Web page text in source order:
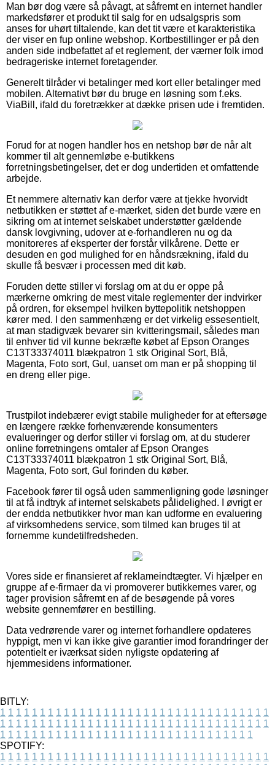
Man bør dog være så påvagt, at såfremt en internet handler
markedsfører et produkt til salg for en udsalgspris som
anses for uhørt tiltalende, kan det tit være et karakteristika
der viser en fup online webshop. Kortbestillinger er på den
anden side indbefattet af et reglement, der værner folk imod
bedrageriske internet foretagender.
Generelt tilråder vi betalinger med kort eller betalinger med
mobilen. Alternativt bør du bruge en løsning som f.eks.
ViaBill, ifald du foretrækker at dække prisen ude i fremtiden.
Forud for at nogen handler hos en netshop bør de når alt
kommer til alt gennemløbe e-butikkens
forretningsbetingelser, det er dog undertiden et omfattende
arbejde.
Et nemmere alternativ kan derfor være at tjekke hvorvidt
netbutikken er støttet af e-mærket, siden det burde være en
sikring om at internet selskabet understøtter gældende
dansk lovgivning, udover at e-forhandleren nu og da
monitoreres af eksperter der forstår vilkårene. Dette er
desuden en god mulighed for en håndsrækning, ifald du
skulle få besvær i processen med dit køb.
Foruden dette stiller vi forslag om at du er oppe på
mærkerne omkring de mest vitale reglementer der indvirker
på ordren, for eksempel hvilken byttepolitik netshoppen
kører med. I den sammenhæng er det virkelig essesentielt,
at man stadigvæk bevarer sin kvitteringsmail, således man
til enhver tid vil kunne bekræfte købet af Epson Oranges
C13T33374011 blækpatron 1 stk Original Sort, Blå,
Magenta, Foto sort, Gul, uanset om man er på shopping til
en dreng eller pige.
Trustpilot indebærer evigt stabile muligheder for at eftersøge
en længere række forhenværende konsumenters
evalueringer og derfor stiller vi forslag om, at du studerer
online forretningens omtaler af Epson Oranges
C13T33374011 blækpatron 1 stk Original Sort, Blå,
Magenta, Foto sort, Gul forinden du køber.
Facebook fører til også uden sammenligning gode løsninger
til at få indtryk af internet selskabets pålidelighed. I øvrigt er
der endda netbutikker hvor man kan udforme en evaluering
af virksomhedens service, som tilmed kan bruges til at
fornemme kundetilfredsheden.
Vores side er finansieret af reklameindtægter. Vi hjælper en
gruppe af e-firmaer da vi promoverer butikkernes varer, og
tager provision såfremt en af de besøgende på vores
website gennemfører en bestilling.
Data vedrørende varer og internet forhandlere opdateres
hyppigt, men vi kan ikke give garantier imod forandringer der
potentielt er iværksat siden nyligste opdatering af
hjemmesidens informationer.
BITLY:
1 1 1 1 1 1 1 1 1 1 1 1 1 1 1 1 1 1 1 1 1 1 1 1 1 1 1 1 1 1 1 1 1 1
1 1 1 1 1 1 1 1 1 1 1 1 1 1 1 1 1 1 1 1 1 1 1 1 1 1 1 1 1 1 1 1 1 1
1 1 1 1 1 1 1 1 1 1 1 1 1 1 1 1 1 1 1 1 1 1 1 1 1 1 1 1 1 1 1 1
SPOTIFY:
1 1 1 1 1 1 1 1 1 1 1 1 1 1 1 1 1 1 1 1 1 1 1 1 1 1 1 1 1 1 1 1 1 1